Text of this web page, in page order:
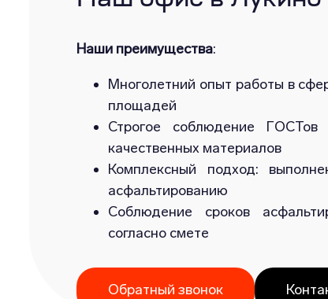
Наши преимущества:
Многолетний опыт работы в
площадей
Строгое соблюдение ГОСТов
качественных материалов
Комплексный подход:
асфальтированию
Соблюдение сроков
согласно смете
Обратный звонок